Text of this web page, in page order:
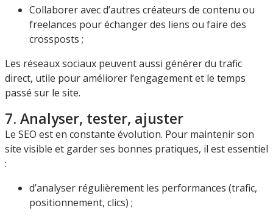
Collaborer avec d’autres créateurs de contenu ou
freelances pour échanger des liens ou faire des
crossposts ;
Les réseaux sociaux peuvent aussi générer du trafic
direct, utile pour améliorer l’engagement et le temps
passé sur le site.
7. Analyser, tester, ajuster
Le SEO est en constante évolution. Pour maintenir son
site visible et garder ses bonnes pratiques, il est essentiel
:
d’analyser régulièrement les performances (trafic,
positionnement, clics) ;